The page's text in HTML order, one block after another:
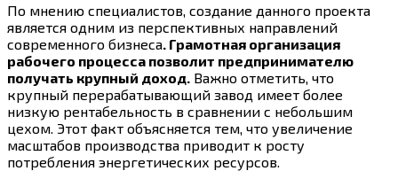
По мнению специалистов, создание данного проекта
является одним из перспективных направлений
современного бизнеса. Грамотная организация
рабочего процесса позволит предпринимателю
получать крупный доход. Важно отметить, что
крупный перерабатывающий завод имеет более
низкую рентабельность в сравнении с небольшим
цехом. Этот факт объясняется тем, что увеличение
масштабов производства приводит к росту
потребления энергетических ресурсов.